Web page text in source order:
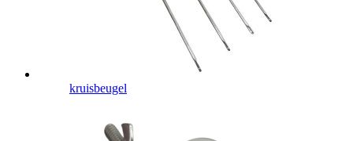
kruisbeugel